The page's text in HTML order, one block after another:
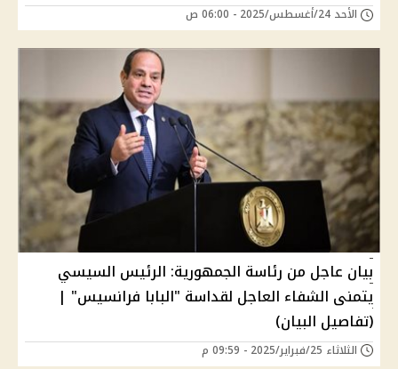
الأحد 24/أغسطس/2025 - 06:00 ص
بيان عاجل من رئاسة الجمهورية: الرئيس السيسي
يتمنى الشفاء العاجل لقداسة "البابا فرانسيس" |
(تفاصيل البيان)
الثلاثاء 25/فبراير/2025 - 09:59 م